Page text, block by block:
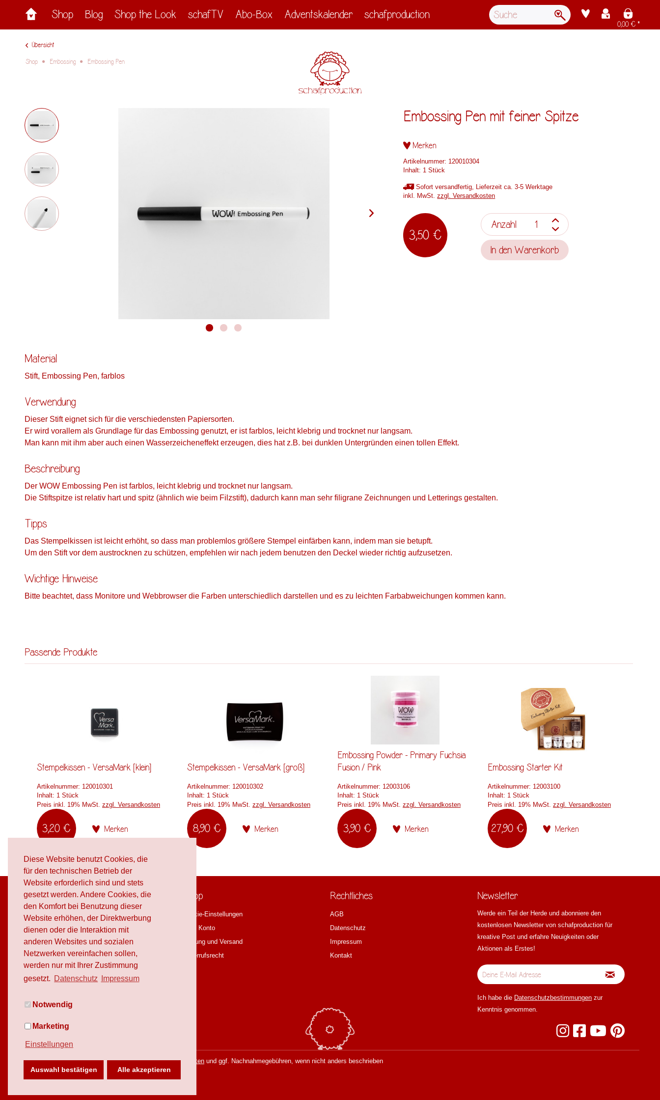
Diese Website benutzt Cookies, die
für den technischen Betrieb der
Website erforderlich sind und stets
gesetzt werden. Andere Cookies, die
den Komfort bei Benutzung dieser
Website erhöhen, der Direktwerbung
dienen oder die Interaktion mit
anderen Websites und sozialen
Netzwerken vereinfachen sollen,
werden nur mit Ihrer Zustimmung
gesetzt. Datenschutz Impressum
Notwendig
Marketing
Einstellungen
Auswahl bestätigen Alle akzeptieren
Shop Blog Shop the Look schafTV Abo-Box Adventskalender schafproduction
0,00 € *
Übersicht
Shop Embossing Embossing Pen
Embossing Pen mit feiner Spitze
Merken
Artikelnummer: 120010304
Inhalt: 1 Stück
Sofort versandfertig, Lieferzeit ca. 3-5 Werktage
inkl. MwSt.zzgl. Versandkosten
3,50 €
Anzahl
In den Warenkorb
Material
Stift, Embossing Pen, farblos
Verwendung
Dieser Stift eignet sich für die verschiedensten Papiersorten.
Er wird vorallem als Grundlage für das Embossing genutzt, er ist farblos, leicht klebrig und trocknet nur langsam.
Man kann mit ihm aber auch einen Wasserzeicheneffekt erzeugen, dies hat z.B. bei dunklen Untergründen einen tollen Effekt.
Beschreibung
Der WOW Embossing Pen ist farblos, leicht klebrig und trocknet nur langsam.
Die Stiftspitze ist relativ hart und spitz (ähnlich wie beim Filzstift), dadurch kann man sehr filigrane Zeichnungen und Letterings gestalten.
Tipps
Das Stempelkissen ist leicht erhöht, so dass man problemlos größere Stempel einfärben kann, indem man sie betupft.
Um den Stift vor dem austrocknen zu schützen, empfehlen wir nach jedem benutzen den Deckel wieder richtig aufzusetzen.
Wichtige Hinweise
Bitte beachtet, dass Monitore und Webbrowser die Farben unterschiedlich darstellen und es zu leichten Farbabweichungen kommen kann.
Passende Produkte
Stempelkissen - VersaMark [klein]
Artikelnummer: 120010301
Inhalt: 1 Stück
Preis inkl. 19% MwSt. zzgl. Versandkosten
3,20 € Merken
Stempelkissen - VersaMark [groß]
Artikelnummer: 120010302
Inhalt: 1 Stück
Preis inkl. 19% MwSt. zzgl. Versandkosten
8,90 € Merken
Embossing Powder - Primary Fuchsia
Fusion / Pink
Artikelnummer: 12003106
Inhalt: 1 Stück
Preis inkl. 19% MwSt. zzgl. Versandkosten
3,90 € Merken
Embossing Starter Kit
Artikelnummer: 12003100
Inhalt: 1 Stück
Preis inkl. 19% MwSt. zzgl. Versandkosten
27,90 € Merken
schafproduction
Über schafproduction
OnlineShop
Workshops
Blog
Downloads
Jobs
Shop
Cookie-Einstellungen
Mein Konto
Zahlung und Versand
Widerrufsrecht
Rechtliches
AGB
Datenschutz
Impressum
Kontakt
Newsletter
Werde ein Teil der Herde und abonniere den
kostenlosen Newsletter von schafproduction für
kreative Post und erfahre Neuigkeiten oder
Aktionen als Erstes!
Ich habe die Datenschutzbestimmungen zur
Kenntnis genommen.
* Alle Preise inkl. gesetzl. Mehrwertsteuer zzgl.Versandkosten und ggf. Nachnahmegebühren, wenn nicht anders beschrieben